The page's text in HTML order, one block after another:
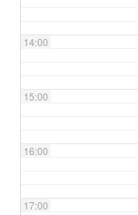
14:00
15:00
16:00
17:00